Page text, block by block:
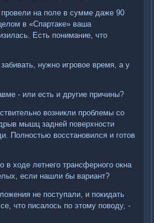
на поле в сумме даже 90
в «Спартаке» ваша
Есть понимание, что
нужно игровое время, а у
- или есть и другие причины?
возникли проблемы со
мышц задней поверхности
Полностью восстановился и готов
ходе летнего трансферного окна
если нашли бы вариант?
не поступали, и покидать
что писалось по этому поводу, -